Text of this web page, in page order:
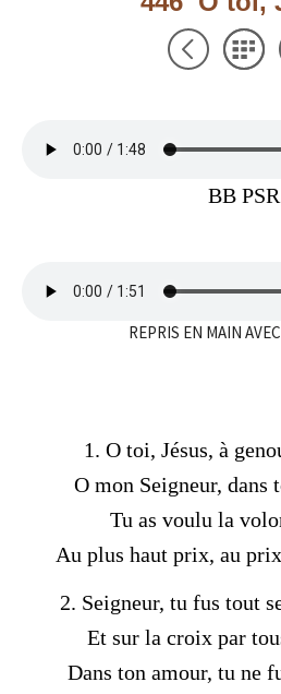
BB PSR
REPRIS EN MAIN
1. O toi, Jésus, à
O mon Seigneur, dans
Tu as voulu la
Au plus haut prix, au
2. Seigneur, tu fus tout
Et sur la croix par
Dans ton amour, tu ne